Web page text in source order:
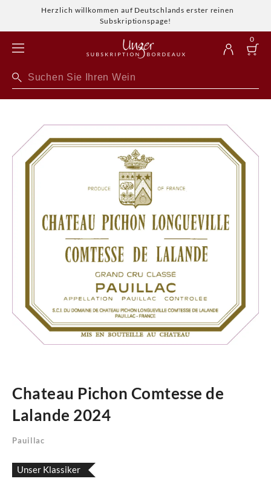
Herzlich willkommen auf Deutschlands erster reinen
Subskriptionspage!
0
Chateau Pichon Comtesse de
Lalande 2024
Pauillac
Unser Klassiker